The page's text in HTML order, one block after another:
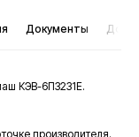
Документы
КЭВ-6П3231Е.
производителя.